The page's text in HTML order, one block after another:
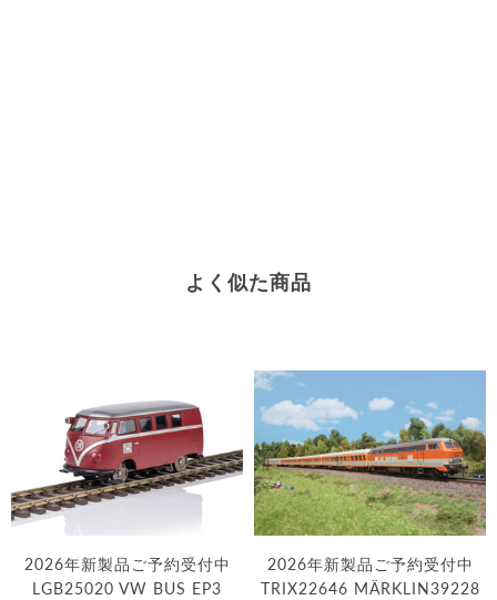
よく似た商品
2026年新製品ご予約受付中
LGB25020 VW BUS EP3
2026年新製品ご予約受付中
TRIX22646 MÄRKLIN39228